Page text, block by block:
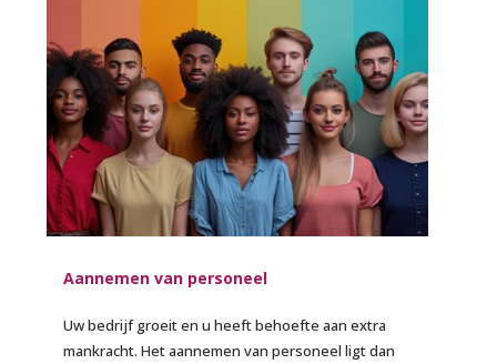
Aannemen van personeel
Uw bedrijf groeit en u heeft behoefte aan extra
mankracht. Het aannemen van personeel ligt dan